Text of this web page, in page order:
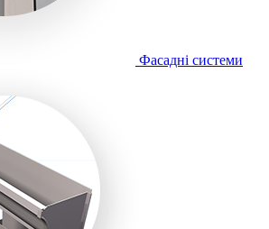
Фасадні системи